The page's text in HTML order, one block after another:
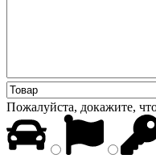
Пожалуйста, докажите,